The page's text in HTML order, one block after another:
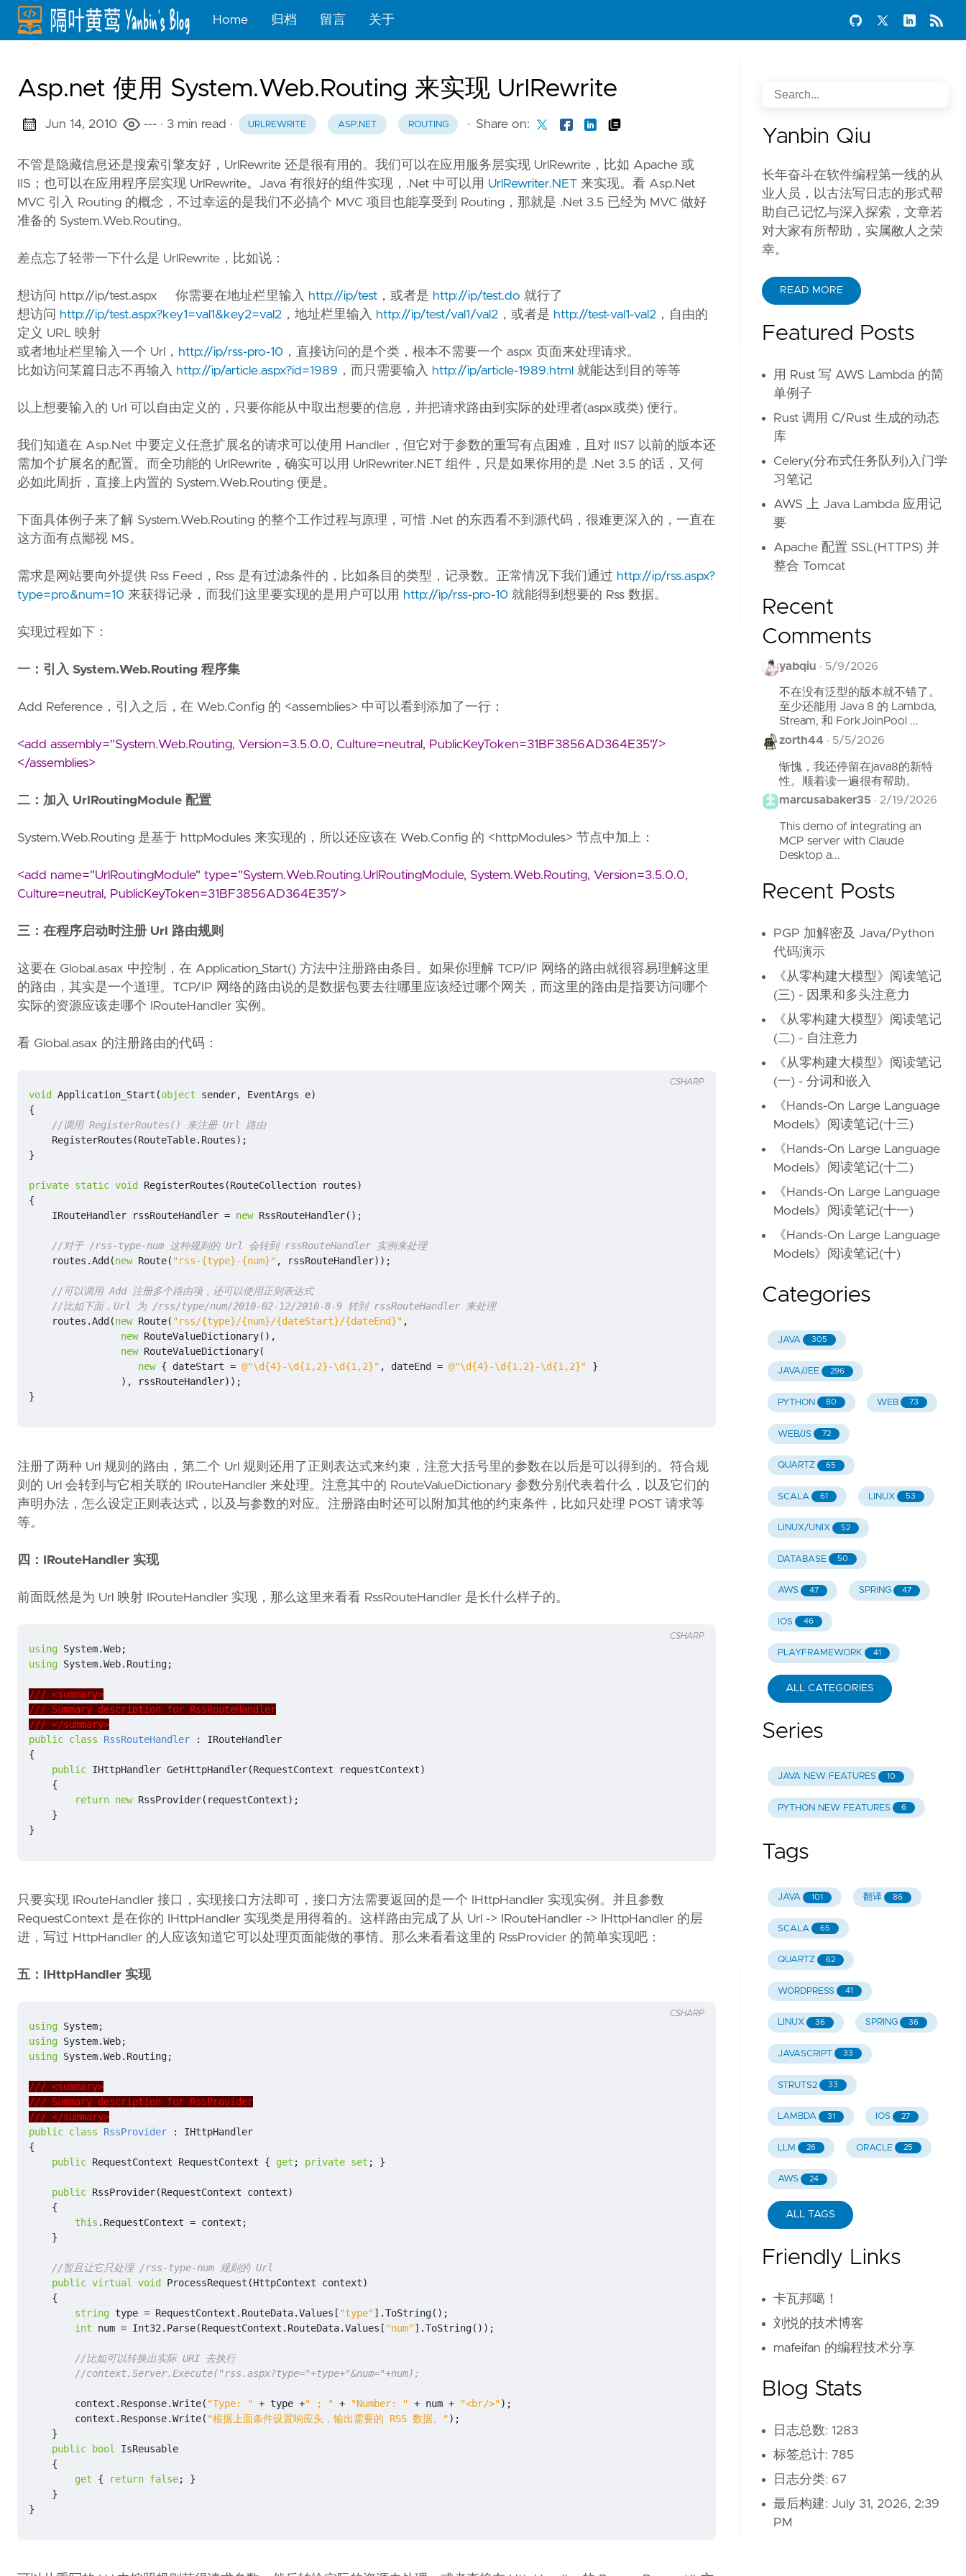
Home 归档 留言 关于
Asp.net 使用 System.Web.Routing 来实现 UrlRewrite
Jun 14, 2010 --- · 3 min read · URLREWRITE ASP.NET ROUTING · Share on:
不管是隐藏信息还是搜索引擎友好，UrlRewrite 还是很有用的。我们可以在应用服务层实现 UrlRewrite，比如 Apache 或
IIS；也可以在应用程序层实现 UrlRewrite。Java 有很好的组件实现，.Net 中可以用 UrlRewriter.NET 来实现。看 Asp.Net
MVC 引入 Routing 的概念，不过幸运的是我们不必搞个 MVC 项目也能享受到 Routing，那就是 .Net 3.5 已经为 MVC 做好
准备的 System.Web.Routing。
差点忘了轻带一下什么是 UrlRewrite，比如说：
想访问 http://ip/test.aspx 你需要在地址栏里输入 http://ip/test ，或者是 http://ip/test.do 就行了
想访问
http://ip/test.aspx?key1=val1&key2=val2 ，地址栏里输入 http://ip/test/val1/val2 ，或者是 http://test-val1-val2 ，自由的
定义 URL 映射
或者地址栏里输入一个 Url， http://ip/rss-pro-10 ，直接访问的是个类，根本不需要一个 aspx 页面来处理请求。
比如访问某篇日志不再输入 http://ip/article.aspx?id=1989 ，而只需要输入 http://ip/article-1989.html 就能达到目的等等
以上想要输入的 Url 可以自由定义的，只要你能从中取出想要的信息，并把请求路由到实际的处理者(aspx或类) 便行。
我们知道在 Asp.Net 中要定义任意扩展名的请求可以使用 Handler，但它对于参数的重写有点困难，且对 IIS7 以前的版本还
需加个扩展名的配置。而全功能的 UrlRewrite，确实可以用 UrlRewriter.NET 组件，只是如果你用的是 .Net 3.5 的话，又何
必如此周折，直接上内置的 System.Web.Routing 便是。
下面具体例子来了解 System.Web.Routing 的整个工作过程与原理，可惜 .Net 的东西看不到源代码，很难更深入的，一直在
这方面有点鄙视 MS。
需求是网站要向外提供 Rss Feed，Rss 是有过滤条件的，比如条目的类型，记录数。正常情况下我们通过 http://ip/rss.aspx?
type=pro&num=10 来获得记录，而我们这里要实现的是用户可以用 http://ip/rss-pro-10 就能得到想要的 Rss 数据。
实现过程如下：
一：引入 System.Web.Routing 程序集
Add Reference，引入之后，在 Web.Config 的 <assemblies> 中可以看到添加了一行：
<add assembly="System.Web.Routing, Version=3.5.0.0, Culture=neutral, PublicKeyToken=31BF3856AD364E35"/>
</assemblies>
二：加入 UrlRoutingModule 配置
System.Web.Routing 是基于 httpModules 来实现的，所以还应该在 Web.Config 的 <httpModules> 节点中加上：
<add name="UrlRoutingModule" type="System.Web.Routing.UrlRoutingModule, System.Web.Routing, Version=3.5.0.0,
Culture=neutral, PublicKeyToken=31BF3856AD364E35"/>
三：在程序启动时注册 Url 路由规则
这要在 Global.asax 中控制，在 Application_Start() 方法中注册路由条目。如果你理解 TCP/IP 网络的路由就很容易理解这里
的路由，其实是一个道理。TCP/IP 网络的路由说的是数据包要去往哪里应该经过哪个网关，而这里的路由是指要访问哪个
实际的资源应该走哪个 IRouteHandler 实例。
看 Global.asax 的注册路由的代码：
void Application_Start (object sender, EventArgs e)
{
//调用 RegisterRoutes() 来注册 Url 路由
RegisterRoutes (RouteTable. Routes);
}
private static void RegisterRoutes (RouteCollection routes)
{
IRouteHandler
rssRouteHandler = new RssRouteHandler();
//对于 /rss-type-num 这种规则的 Url 会转到 rssRouteHandler 实例来处理
routes .Add (new Route( "rss-{type}-{num}" , rssRouteHandler));
//可以调用 Add 注册多个路由项，还可以使用正则表达式
//比如下面，Url 为 /rss/type/num/2010-02-12/2010-8-9 转到 rssRouteHandler 来处理
routes .Add (new Route( "rss/{type}/{num}/{dateStart}/{dateEnd}" ,
new RouteValueDictionary(),
new RouteValueDictionary(
new { dateStart = @"\d{4}-\d{1,2}-\d{1,2}" , dateEnd = @"\d{4}-\d{1,2}-\d{1,2}"
}
),
rssRouteHandler));
}
CSHARP
注册了两种 Url 规则的路由，第二个 Url 规则还用了正则表达式来约束，注意大括号里的参数在以后是可以得到的。符合规
则的 Url 会转到与它相关联的 IRouteHandler 来处理。注意其中的 RouteValueDictionary 参数分别代表着什么，以及它们的
声明办法，怎么设定正则表达式，以及与参数的对应。注册路由时还可以附加其他的约束条件，比如只处理 POST 请求等
等。
四：IRouteHandler 实现
前面既然是为 Url 映射 IRouteHandler 实现，那么这里来看看 RssRouteHandler 是长什么样子的。
using System.Web;
using System.Web.Routing;
/// <summary>
/// Summary description for RssRouteHandler
/// </summary>
public class RssRouteHandler :
IRouteHandler
{
public IHttpHandler GetHttpHandler(RequestContext requestContext)
{
return new RssProvider( requestContext);
}
}
CSHARP
只要实现 IRouteHandler 接口，实现接口方法即可，接口方法需要返回的是一个 IHttpHandler 实现实例。并且参数
RequestContext 是在你的 IHttpHandler 实现类是用得着的。这样路由完成了从 Url -> IRouteHandler -> IHttpHandler 的层
进，写过 HttpHandler 的人应该知道它可以处理页面能做的事情。那么来看看这里的 RssProvider 的简单实现吧：
五：IHttpHandler 实现
using System;
using System.Web;
using System.Web.Routing;
/// <summary>
/// Summary description for RssProvider
/// </summary>
public class RssProvider :
IHttpHandler
{
public RequestContext RequestContext { get ; private set ; }
public RssProvider(RequestContext context)
{
this . RequestContext = context ;
}
//暂且让它只处理 /rss-type-num 规则的 Url
public virtual void ProcessRequest (HttpContext context)
{
string type = RequestContext . RouteData.Values [ "type"].ToString();
int
num = Int32 . Parse(RequestContext . RouteData.Values [ "num"].ToString());
//比如可以转换出实际 URI 去执行
//context.Server.Execute("rss.aspx?type="+type+"&num="+num);
context . Response.Write( "Type: " + type +" ; " + "Number: " + num + "<br/>");
context . Response.Write( "根据上面条件设置响应头，输出需要的 RSS 数据。");
}
public
bool
IsReusable
{
get
{ return false;
}
}
}
CSHARP
Yanbin Qiu
长年奋斗在软件编程第一线的从
业人员，以古法写日志的形式帮
助自己记忆与深入探索，文章若
对大家有所帮助，实属敝人之荣
幸。
READ MORE
Featured Posts
用 Rust 写 AWS Lambda 的简
单例子
Rust 调用 C/Rust 生成的动态
库
Celery(分布式任务队列)入门学
习笔记
AWS 上 Java Lambda 应用记
要
Apache 配置 SSL(HTTPS) 并
整合 Tomcat
Recent
Comments
yabqiu · 5/9/2026
不在没有泛型的版本就不错了。
至少还能用 Java 8 的 Lambda,
Stream, 和 ForkJoinPool ...
zorth44 · 5/5/2026
惭愧，我还停留在java8的新特
性。顺着读一遍很有帮助。
marcusabaker35 · 2/19/2026
This demo of integrating an
MCP server with Claude
Desktop a...
Recent Posts
PGP 加解密及 Java/Python
代码演示
《从零构建大模型》阅读笔记
(三) - 因果和多头注意力
《从零构建大模型》阅读笔记
(二) - 自注意力
《从零构建大模型》阅读笔记
(一) - 分词和嵌入
《Hands-On Large Language
Models》阅读笔记(十三)
《Hands-On Large Language
Models》阅读笔记(十二)
《Hands-On Large Language
Models》阅读笔记(十一)
《Hands-On Large Language
Models》阅读笔记(十)
Categories
JAVA 305
JAVA/JEE 296
PYTHON 80 WEB 73
WEB/JS 72
QUARTZ 65
SCALA 61 LINUX 53
LINUX/UNIX 52
DATABASE 50
AWS 47 SPRING 47
IOS 46
PLAYFRAMEWORK 41
ALL CATEGORIES
Series
JAVA NEW FEATURES 10
PYTHON NEW FEATURES 6
Tags
JAVA 101 翻译 86
SCALA 65
QUARTZ 62
WORDPRESS 41
LINUX 36 SPRING 36
JAVASCRIPT 33
STRUTS2 33
LAMBDA 31 IOS 27
LLM 26 ORACLE 25
AWS 24
ALL TAGS
Friendly Links
卡瓦邦噶！
刘悦的技术博客
mafeifan 的编程技术分享
Blog Stats
日志总数: 1283
标签总计: 785
日志分类: 67
最后构建: July 31, 2026, 2:39
PM